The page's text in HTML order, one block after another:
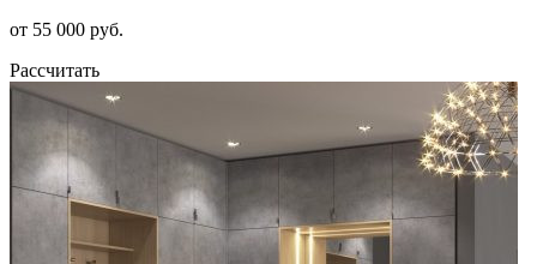
от 55 000 руб.
Рассчитать